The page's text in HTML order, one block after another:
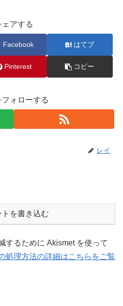
ェアする
Facebook はてブ
Pinterest コピー
フォローする
レイ
トを書き込む
するために Akismet を使って
処理方法の詳細はこちらをご覧